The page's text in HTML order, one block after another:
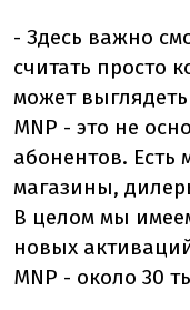
- Здесь важно
считать просто
может
MNP - это не
абонентов. Есть
магазины,
В целом мы
новых
MNP - около 30